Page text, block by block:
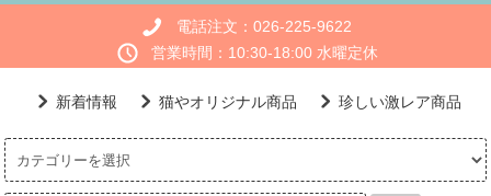
電話注文：026-225-9622
営業時間：10:30-18:00 水曜定休
新着情報 猫やオリジナル商品 珍しい激レア商品